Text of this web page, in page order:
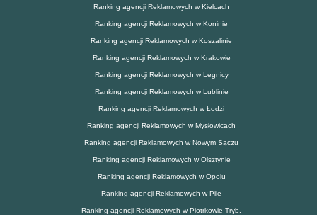
Ranking agencji Reklamowych w Kielcach
Ranking agencji Reklamowych w Koninie
Ranking agencji Reklamowych w Koszalinie
Ranking agencji Reklamowych w Krakowie
Ranking agencji Reklamowych w Legnicy
Ranking agencji Reklamowych w Lublinie
Ranking agencji Reklamowych w Łodzi
Ranking agencji Reklamowych w Mysłowicach
Ranking agencji Reklamowych w Nowym Sączu
Ranking agencji Reklamowych w Olsztynie
Ranking agencji Reklamowych w Opolu
Ranking agencji Reklamowych w Pile
Ranking agencji Reklamowych w Piotrkowie Tryb.